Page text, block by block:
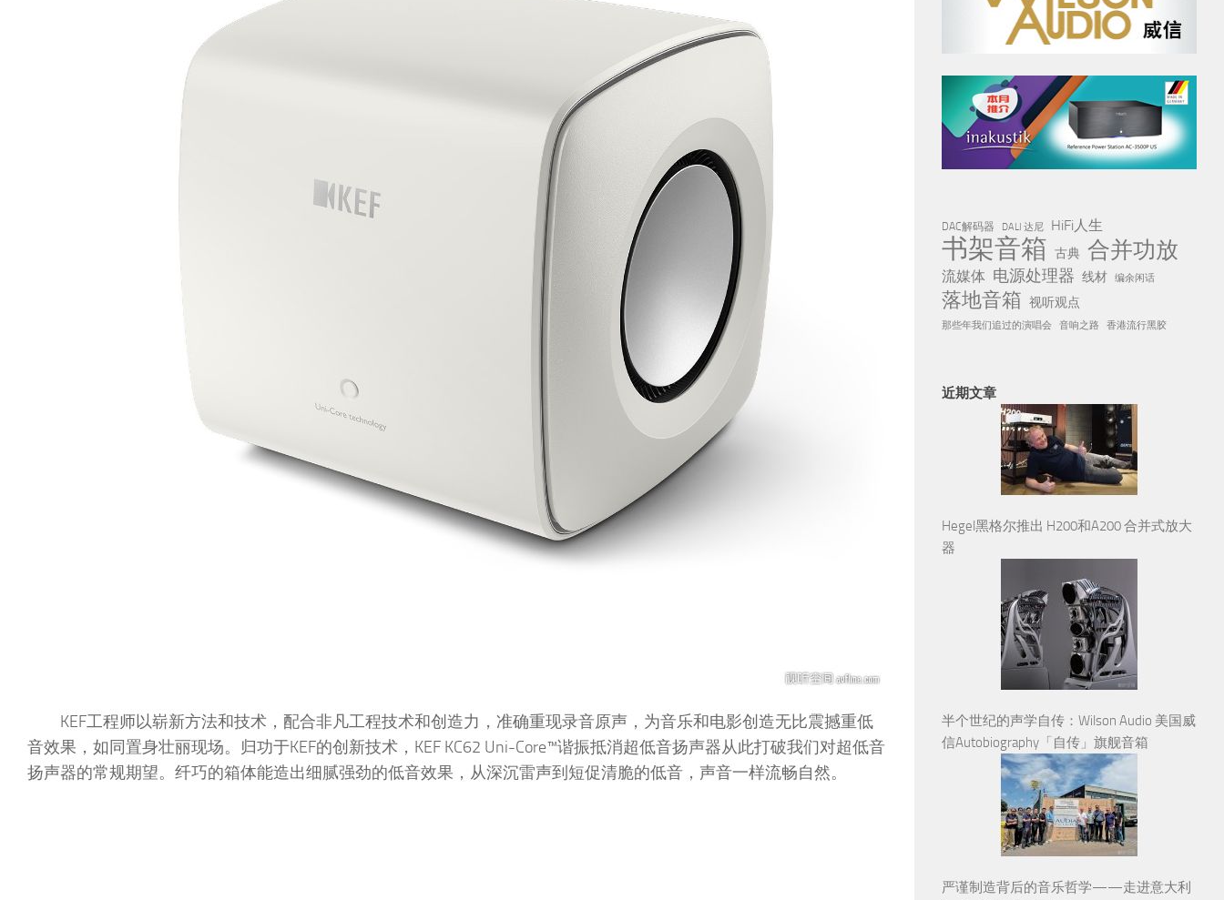
KEF工程师以崭新方法和技术，配合非凡工程技术和创造力，准确重现录音原声，为音乐和电影创造无比震撼重低
音效果，如同置身壮丽现场。归功于KEF的创新技术，KEF KC62 Uni-Core™谐振抵消超低音扬声器从此打破我们对超低音
扬声器的常规期望。纤巧的箱体能造出细腻强劲的低音效果，从深沉雷声到短促清脆的低音，声音一样流畅自然。
DAC解码器 DALI 达尼 HiFi人生
书架音箱 古典 合并功放
流媒体 电源处理器 线材 编余闲话
落地音箱 视听观点
那些年我们追过的演唱会 音响之路 香港流行黑胶
近期文章
Hegel黑格尔推出 H200和A200 合并式放大
器
半个世纪的声学自传：Wilson Audio 美国威
信Autobiography「自传」旗舰音箱
严谨制造背后的音乐哲学——走进意大利